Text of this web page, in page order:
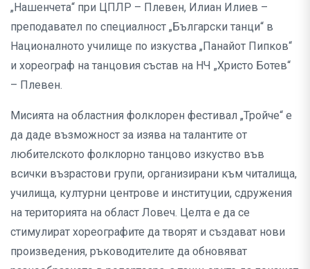
„Нашенчета“ при ЦПЛР – Плевен, Илиан Илиев –
преподавател по специалност „Български танци“ в
Националното училище по изкуства „Панайот Пипков“
и хореограф на танцовия състав на НЧ „Христо Ботев“
– Плевен.
Мисията на областния фолклорен фестивал „Тройче“ е
да даде възможност за изява на талантите от
любителското фолклорно танцово изкуство във
всички възрастови групи, организирани към читалища,
училища, културни центрове и институции, сдружения
на територията на област Ловеч. Целта е да се
стимулират хореографите да творят и създават нови
произведения, ръководителите да обновяват